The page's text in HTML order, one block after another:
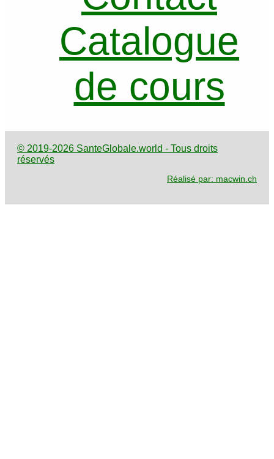
Catalogue
de cours
© 2019-2026 SanteGlobale.world - Tous droits
réservés
Réalisé par: macwin.ch